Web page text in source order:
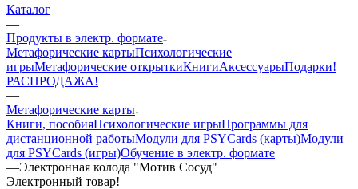
Каталог
—
Продукты в электр. формате
Mетафорические картыПсихологические
игрыМетафорические открыткиКнигиАксессуарыПодарки!
РАСПРОДАЖА!
—
Метафорические карты
Книги, пособияПсихологические игрыПрограммы для
дистанционной работыМодули для PSYCards (карты)Модули
для PSYCards (игры)Обучение в электр. формате
—Электронная колода "Мотив Сосуд"
Электронный товар!